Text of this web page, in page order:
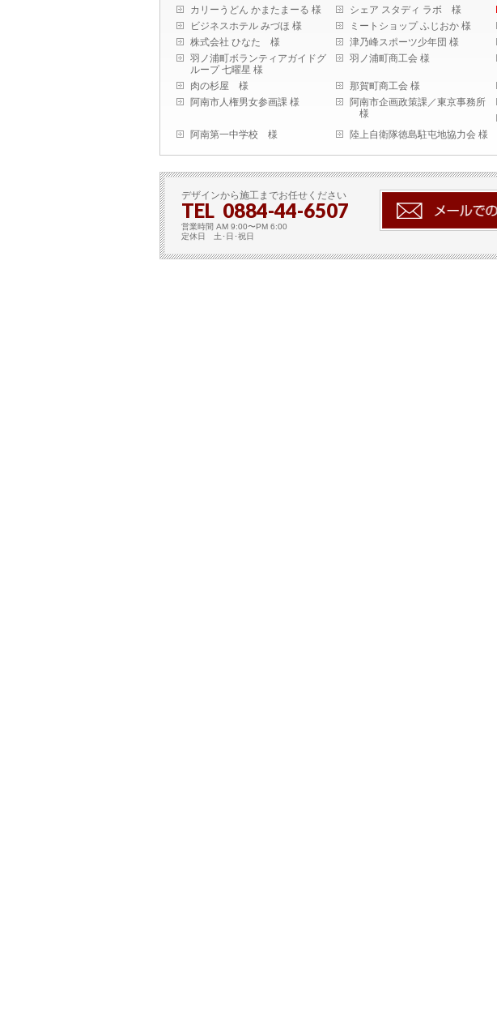
カリーうどん かまたまーる 様
シェア スタディ ラボ 様
ビジネスホテル みづほ 様
ミートショップ ふじおか 様
株式会社 ひなた 様
津乃峰スポーツ少年団 様
羽ノ浦町ボランティアガイドグ
ループ 七曜星 様
羽ノ浦町商工会 様
肉の杉屋 様
那賀町商工会 様
阿南市人権男女参画課 様
阿南市企画政策課／東京事務所
様
阿南第一中学校 様
陸上自衛隊徳島駐屯地協力会 様
デザインから施工までお任せください
TEL 0884-44-6507
営業時間 AM 9:00〜PM 6:00
定休日 土･日･祝日